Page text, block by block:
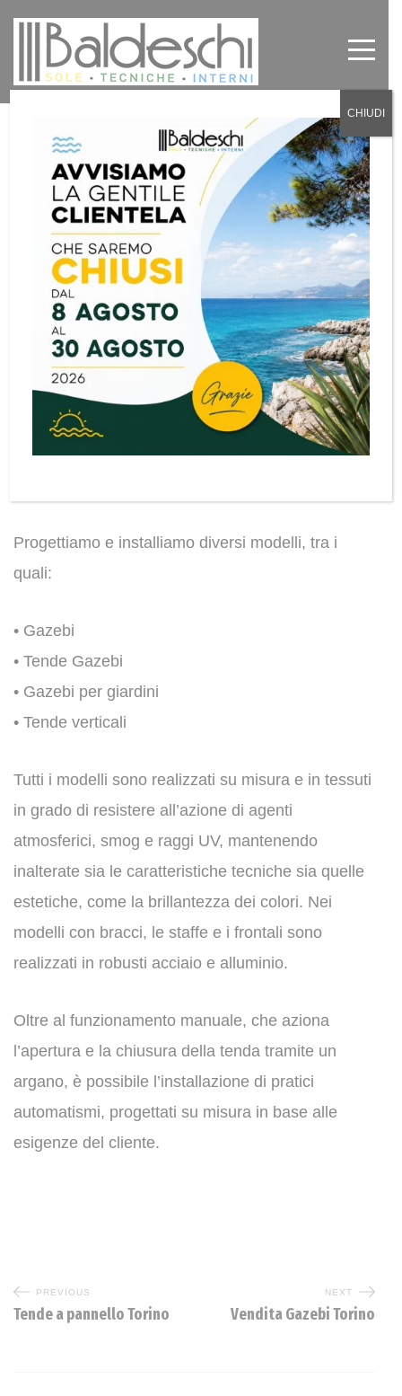
Gazebi Torino
Baldeschi in News, Senza categoria 0
Gazebi Torino
Tra le tende per esterni firmate Baldeschi, le tende
gazebo rappresentano la soluzione ideale per
abitazioni e attività commerciali, in grado di
proteggere dal sole e dalle intemperie, ad
Progettiamo e installiamo diversi modelli, tra i
quali:
• Gazebi
• Tende Gazebi
• Gazebi per giardini
• Tende verticali
Tutti i modelli sono realizzati su misura e in tessuti
in grado di resistere all’azione di agenti
atmosferici, smog e raggi UV, mantenendo
inalterate sia le caratteristiche tecniche sia quelle
estetiche, come la brillantezza dei colori. Nei
modelli con bracci, le staffe e i frontali sono
realizzati in robusti acciaio e alluminio.
Oltre al funzionamento manuale, che aziona
l’apertura e la chiusura della tenda tramite un
argano, è possibile l’installazione di pratici
automatismi, progettati su misura in base alle
esigenze del cliente.
PREVIOUS
Tende a pannello Torino
NEXT
Vendita Gazebi Torino
CHIUDI